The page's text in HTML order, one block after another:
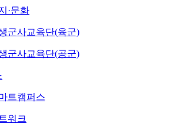
·문화
군사교육단(육군)
군사교육단(공군)
트캠퍼스
워크